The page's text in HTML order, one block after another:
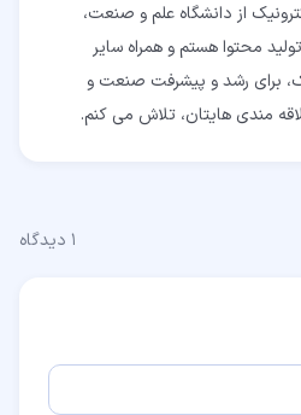
از دانشگاه علم و صنعت،
محتوا هستم و همراه سایر
برای رشد و پیشرفت صنعت و
مندی هایتان، تلاش می کنم.
۱ دیدگاه